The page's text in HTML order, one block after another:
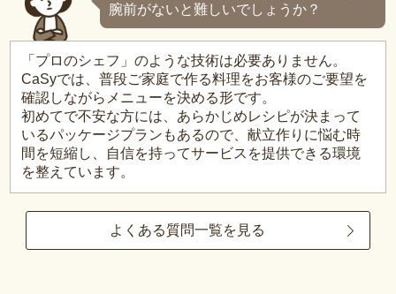
腕前がないと難しいでしょうか？
「プロのシェフ」のような技術は必要ありません。
CaSyでは、普段ご家庭で作る料理をお客様のご要望を
確認しながらメニューを決める形です。
初めてで不安な方には、あらかじめレシピが決まって
いるパッケージプランもあるので、献立作りに悩む時
間を短縮し、自信を持ってサービスを提供できる環境
を整えています。
よくある質問一覧を見る